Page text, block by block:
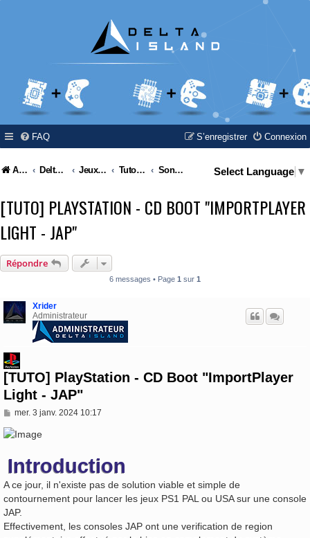
FAQ Connexion
S’enregistrer
Accueil Delta Island Jeux Video Tutoriel / Modding / Hack & Info Sony - Playstation / PS1 / PSone Select Language ▼
[TUTO] PLAYSTATION - CD BOOT "IMPORTPLAYER
LIGHT - JAP"
Répondre
6 messages • Page 1 sur 1
Xrider
Administrateur
[TUTO] PlayStation - CD Boot "ImportPlayer
Light - JAP"
M
s
s
g
mer. 3 janv. 2024 10:17
Introduction
A ce jour, il n'existe pas de solution viable et simple de
contournement pour lancer les jeux PS1 PAL ou USA sur une console
JAP.
Effectivement, les consoles JAP ont une verification de region